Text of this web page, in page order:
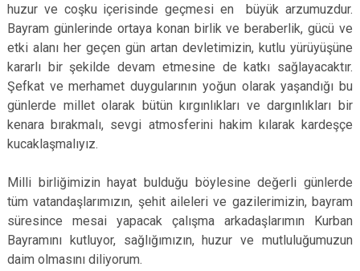
huzur ve coşku içerisinde geçmesi en büyük arzumuzdur.
Bayram günlerinde ortaya konan birlik ve beraberlik, gücü ve
etki alanı her geçen gün artan devletimizin, kutlu yürüyüşüne
kararlı bir şekilde devam etmesine de katkı sağlayacaktır.
Şefkat ve merhamet duygularının yoğun olarak yaşandığı bu
günlerde millet olarak bütün kırgınlıkları ve dargınlıkları bir
kenara bırakmalı, sevgi atmosferini hakim kılarak kardeşçe
kucaklaşmalıyız.
Milli birliğimizin hayat bulduğu böylesine değerli günlerde
tüm vatandaşlarımızın, şehit aileleri ve gazilerimizin, bayram
süresince mesai yapacak çalışma arkadaşlarımın Kurban
Bayramını kutluyor, sağlığımızın, huzur ve mutluluğumuzun
daim olmasını diliyorum.